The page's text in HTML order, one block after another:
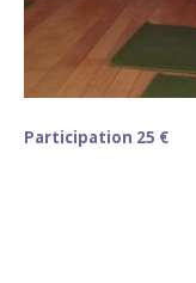
Participation 25 €